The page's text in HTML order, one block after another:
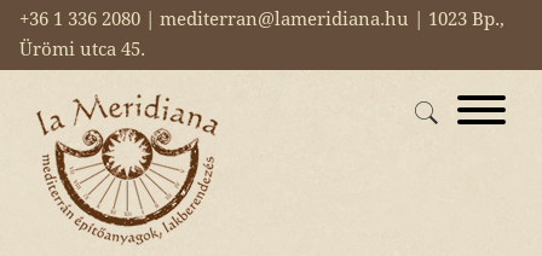
+36 1 336 2080 | mediterran@lameridiana.hu | 1023 Bp.,
Ürömi utca 45.